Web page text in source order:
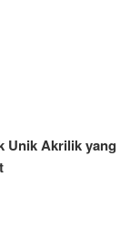
Unik Akrilik yang